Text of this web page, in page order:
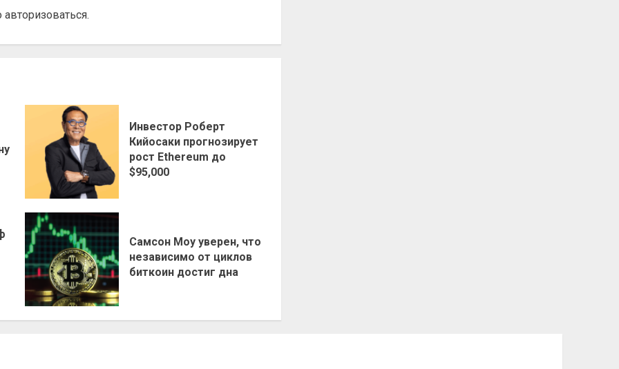
авторизоваться.
Инвестор Роберт
Кийосаки прогнозирует
рост Ethereum до
$95,000
Самсон Моу уверен, что
независимо от циклов
биткоин достиг дна